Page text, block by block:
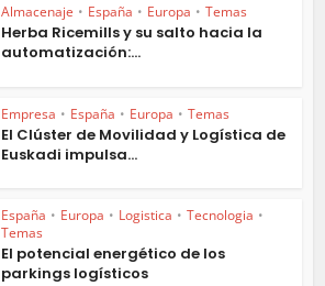
Almacenaje • España • Europa • Temas
Herba Ricemills y su salto hacia la
automatización:...
Empresa • España • Europa • Temas
El Clúster de Movilidad y Logística de
Euskadi impulsa...
España • Europa • Logistica • Tecnologia •
Temas
El potencial energético de los
parkings logísticos